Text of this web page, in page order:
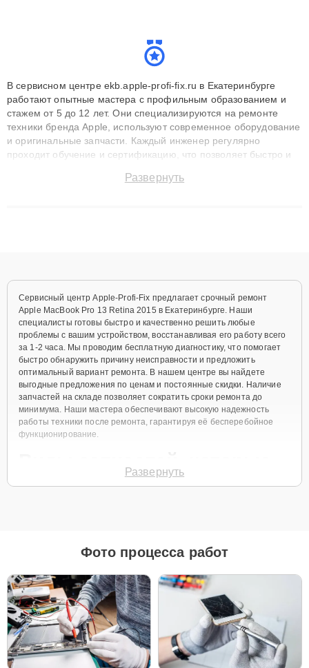
В сервисном центре ekb.apple-profi-fix.ru в Екатеринбурге
работают опытные мастера с профильным образованием и
стажем от 5 до 12 лет. Они специализируются на ремонте
техники бренда Apple, используют современное оборудование
и оригинальные запчасти. Каждый инженер регулярно
проходит обучение и сертификацию, что позволяет быстро и
сохранением гарантии до 3 лет. Наши мастера решают
Развернуть
Сервисный центр Apple-Profi-Fix предлагает срочный ремонт
Apple MacBook Pro 13 Retina 2015 в Екатеринбурге. Наши
специалисты готовы быстро и качественно решить любые
проблемы с вашим устройством, восстанавливая его работу всего
за 1-2 часа. Мы проводим бесплатную диагностику, что помогает
быстро обнаружить причину неисправности и предложить
оптимальный вариант ремонта. В нашем центре вы найдете
выгодные предложения по ценам и постоянные скидки. Наличие
запчастей на складе позволяет сократить сроки ремонта до
минимума. Наши мастера обеспечивают высокую надежность
работы техники после ремонта, гарантируя её бесперебойное
функционирование.
мы используем
соответствует его бюджету и предпочтениям.
Если ваше устройство планируется использовать
длительное время, оригинальные запчасти — это
лучший выбор для обеспечения максимальной
совместимости и надежности.
Если планируется обновление устройства в
Развернуть
Фото процесса работ